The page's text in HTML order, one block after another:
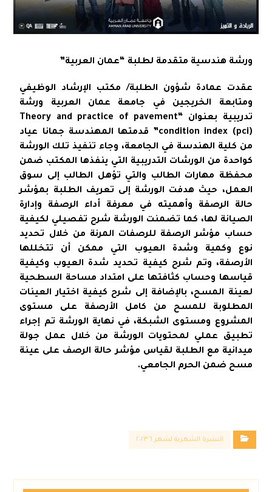
ورشة هندسية متقدمة لطلبة “عمان العربية”
عقدت عمادة شؤون الطلبة/ مكتب الإرشاد الوظيفي
ومتابعة الخريجين في جامعة عمان العربية ورشة
تدريبية بعنوان “Theory and practice of pavement
condition index (pci)” قدمتها المهندسة جمانا عياد
من كلية الهندسة في الجامعة، وجاء تنفيذ تلك الورشة
كواحدة من الورشات التدريبية التي ينفذها المكتب ضمن
محفظة مهارات الطالب والتي تؤهل الطالب إلى سوق
العمل، حيث هدفت الورشة إلى تعريف الطلبة بمؤشر
حالة الرصفة وأهميته في معرفة أداء الرصفة وإدارة
الصيانة لها، كما تضمنت الورشة شرح تفصيلي لكيفية
حساب مؤشر الرصفة للرصفات المرنة من خلال تحديد
نوع وكمية وشدة العيوب التي ممكن أن تتخللها
الأرصفة، وتم شرح كيفية تحديد شدة العيوب وكيفية
قياسها وحساب كثافتها على امتداد مساحة السطحية
لعينة المسح، بالإضافة إلى شرح كيفية اختيار العينات
المطلوبة للمسح من كامل الأرصفة على مستوى
المشروع ومستوى الشبكة، في نهاية الورشة تم إجراء
تطبيق عملي لمحتويات الورشة من خلال عمل جولة
ميدانية مع الطلبة لقياس مؤشر حالة الرصف على عينة
مسح ضمن الحرم الجامعي.
النشرة الشهرية لشهر ٦ ٢٠٢٣